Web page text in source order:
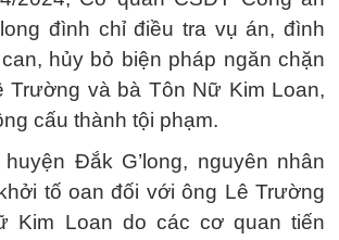
đình chỉ điều tra vụ án, đình
hủy bỏ biện pháp ngăn chặn
Trường và bà Tôn Nữ Kim Loan,
cấu thành tội phạm.
Đắk G’long, nguyên nhân
tố oan đối với ông Lê Trường
Kim Loan do các cơ quan tiến